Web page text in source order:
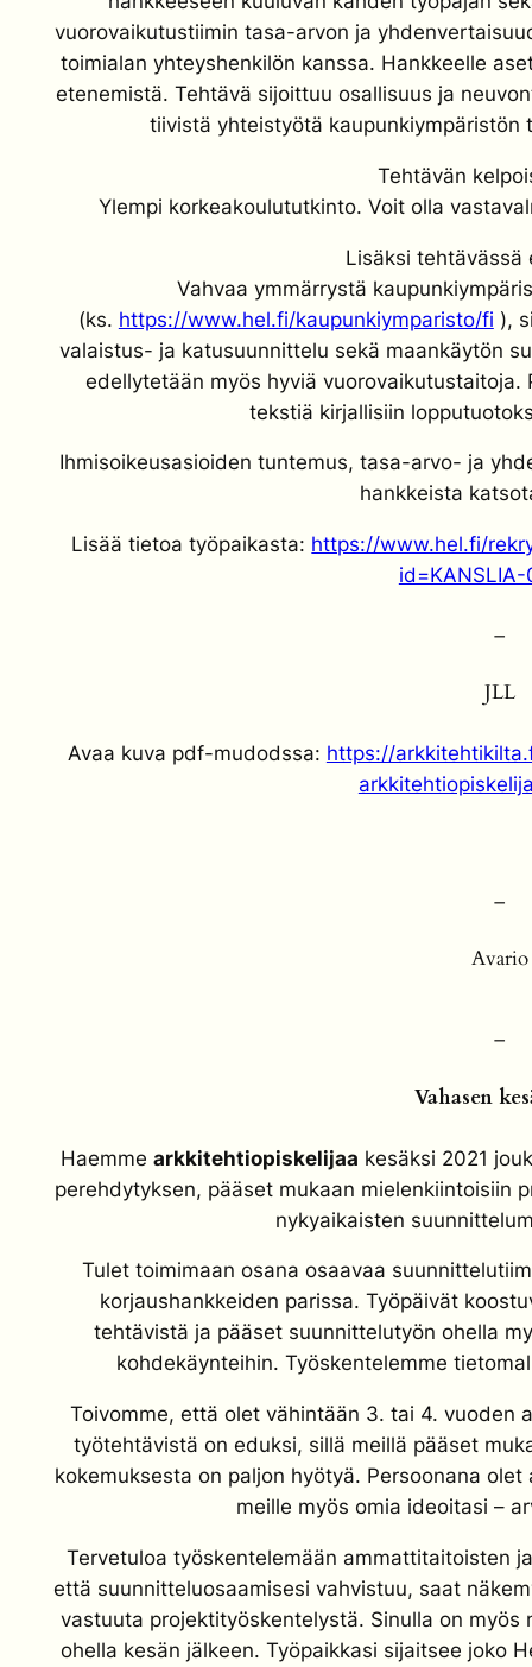
vuorovaikutustiimin tasa-arvon ja
toimialan yhteyshenkilön kanssa. Hankkeelle
etenemistä. Tehtävä sijoittuu osallisuus ja
tiivistä yhteistyötä kaupunkiympäristön
Tehtävän
Ylempi korkeakoulututkinto. Voit olla
Lisäksi tehtävässä
Vahvaa ymmärrystä
(ks. https://www.hel.fi/kaupunkiymparisto/fi ),
valaistus- ja katusuunnittelu sekä maankäytön
edellytetään myös hyviä
tekstiä kirjallisiin
Ihmisoikeusasioiden tuntemus, tasa-arvo- ja
hankkeista
Lisää tietoa työpaikasta: https://www.hel.fi/
–
JLL
Avaa kuva pdf-mudodssa: https://
–
Avario
–
Vahasen
Haemmearkkitehtiopiskelijaa kesäksi 2021
perehdytyksen, pääset mukaan mielenkiintoisiin
nykyaikaisten
Tulet toimimaan osana osaavaa
korjaushankkeiden parissa. Työpäivät
tehtävistä ja pääset suunnittelutyön ohella
kohdekäynteihin. Työskentelemme
Toivomme, että olet vähintään 3. tai 4. vuoden
työtehtävistä on eduksi, sillä meillä pääset
kokemuksesta on paljon hyötyä. Persoonana
meille myös omia ideoitasi –
Tervetuloa työskentelemään ammattitaitoisten
että suunnitteluosaamisesi vahvistuu, saat
vastuuta projektityöskentelystä. Sinulla on
ohella kesän jälkeen. Työpaikkasi sijaitsee joko